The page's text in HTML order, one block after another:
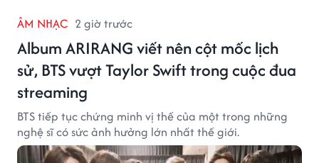
ÂM NHẠC 2 giờ trước
Album ARIRANG viết nên cột mốc lịch
sử, BTS vượt Taylor Swift trong cuộc đua
streaming
BTS tiếp tục chứng minh vị thế của một trong những
nghệ sĩ có sức ảnh hưởng lớn nhất thế giới.